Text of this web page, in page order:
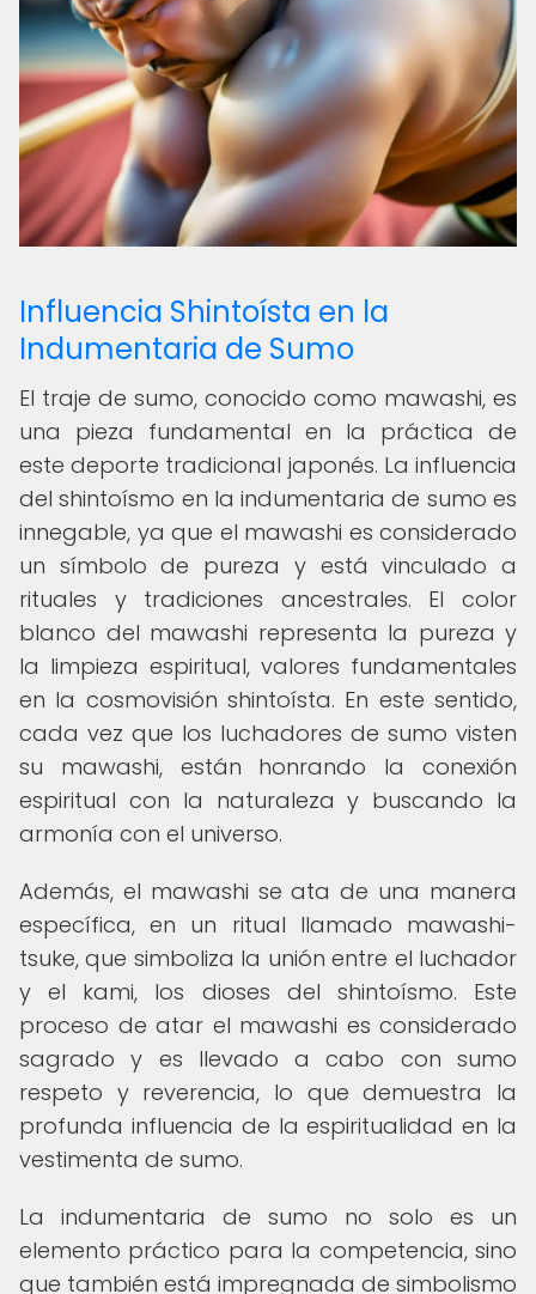
Influencia Shintoísta en la
Indumentaria de Sumo
El traje de sumo, conocido como mawashi, es
una pieza fundamental en la práctica de
este deporte tradicional japonés. La influencia
del shintoísmo en la indumentaria de sumo es
innegable, ya que el mawashi es considerado
un símbolo de pureza y está vinculado a
rituales y tradiciones ancestrales. El color
blanco del mawashi representa la pureza y
la limpieza espiritual, valores fundamentales
en la cosmovisión shintoísta. En este sentido,
cada vez que los luchadores de sumo visten
su mawashi, están honrando la conexión
espiritual con la naturaleza y buscando la
armonía con el universo.
Además, el mawashi se ata de una manera
específica, en un ritual llamado mawashi-
tsuke, que simboliza la unión entre el luchador
y el kami, los dioses del shintoísmo. Este
proceso de atar el mawashi es considerado
sagrado y es llevado a cabo con sumo
respeto y reverencia, lo que demuestra la
profunda influencia de la espiritualidad en la
vestimenta de sumo.
La indumentaria de sumo no solo es un
elemento práctico para la competencia, sino
que también está impregnada de simbolismo